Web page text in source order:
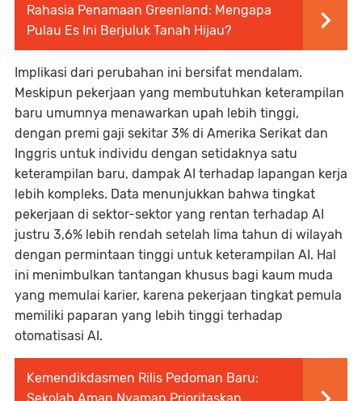
Rahasia Penamaan Greenland: Mengapa
Pulau Es Ini Berjuluk Tanah Hijau?
Implikasi dari perubahan ini bersifat mendalam.
Meskipun pekerjaan yang membutuhkan keterampilan
baru umumnya menawarkan upah lebih tinggi,
dengan premi gaji sekitar 3% di Amerika Serikat dan
Inggris untuk individu dengan setidaknya satu
keterampilan baru, dampak AI terhadap lapangan kerja
lebih kompleks. Data menunjukkan bahwa tingkat
pekerjaan di sektor-sektor yang rentan terhadap AI
justru 3,6% lebih rendah setelah lima tahun di wilayah
dengan permintaan tinggi untuk keterampilan AI. Hal
ini menimbulkan tantangan khusus bagi kaum muda
yang memulai karier, karena pekerjaan tingkat pemula
memiliki paparan yang lebih tinggi terhadap
otomatisasi AI.
Kemendikdasmen Rilis Pedoman Baru: